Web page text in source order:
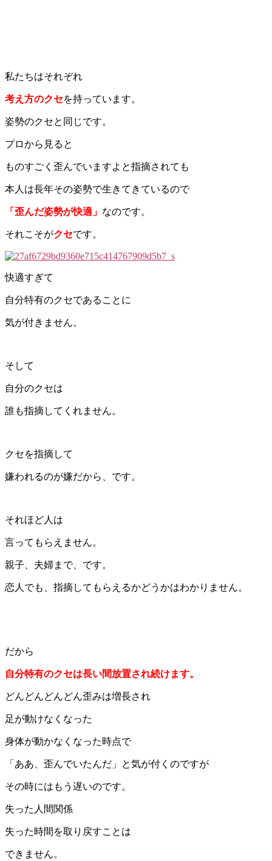
私たちはそれぞれ
考え方のクセを持っています。
姿勢のクセと同じです。
プロから見ると
ものすごく歪んでいますよと指摘されても
本人は長年その姿勢で生きてきているので
「歪んだ姿勢が快適」 なのです。
それこそがクセです。
快適すぎて
自分特有のクセであることに
気が付きません。
そして
自分のクセは
誰も指摘してくれません。
クセを指摘して
嫌われるのが嫌だから、です。
それほど人は
言ってもらえません。
親子、夫婦まで、です。
恋人でも、指摘してもらえるかどうかはわかりません。
だから
自分特有のクセは長い間放置され続けます。
どんどんどんどん歪みは増長され
足が動けなくなった
身体が動かなくなった時点で
「ああ、歪んでいたんだ」と気が付くのですが
その時にはもう遅いのです。
失った人間関係
失った時間を取り戻すことは
できません。